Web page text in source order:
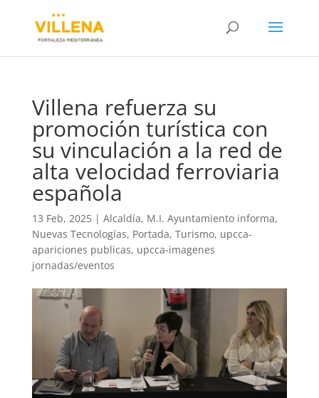
Villena refuerza su
promoción turística con
su vinculación a la red de
alta velocidad ferroviaria
española
13 Feb, 2025| Alcaldía, M.I. Ayuntamiento informa,
Nuevas Tecnologías, Portada, Turismo, upcca-
apariciones publicas, upcca-imagenes
jornadas/eventos